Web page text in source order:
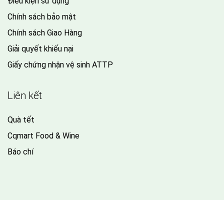
Chính sách bảo mật
Chính sách Giao Hàng
Giải quyết khiếu nại
Giấy chứng nhận vệ sinh ATTP
Liên kết
Quà tết
Cqmart Food & Wine
Báo chí